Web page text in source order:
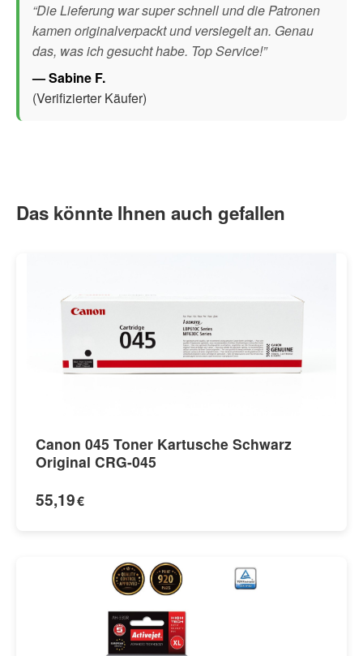
“Die Lieferung war super schnell und die Patronen
kamen originalverpackt und versiegelt an. Genau
das, was ich gesucht habe. Top Service!”
— Sabine F.
(Verifizierter Käufer)
Das könnte Ihnen auch gefallen
Canon 045 Toner Kartusche Schwarz
Original CRG-045
55,19€